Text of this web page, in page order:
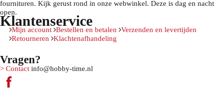
fournituren. Kijk gerust rond in onze webwinkel. Deze is dag en nacht
open.
Klantenservice
Mijn account Bestellen en betalen
Verzenden en levertijden
Retourneren
Klachtenafhandeling
Vragen?
> Contact info@hobby-time.nl